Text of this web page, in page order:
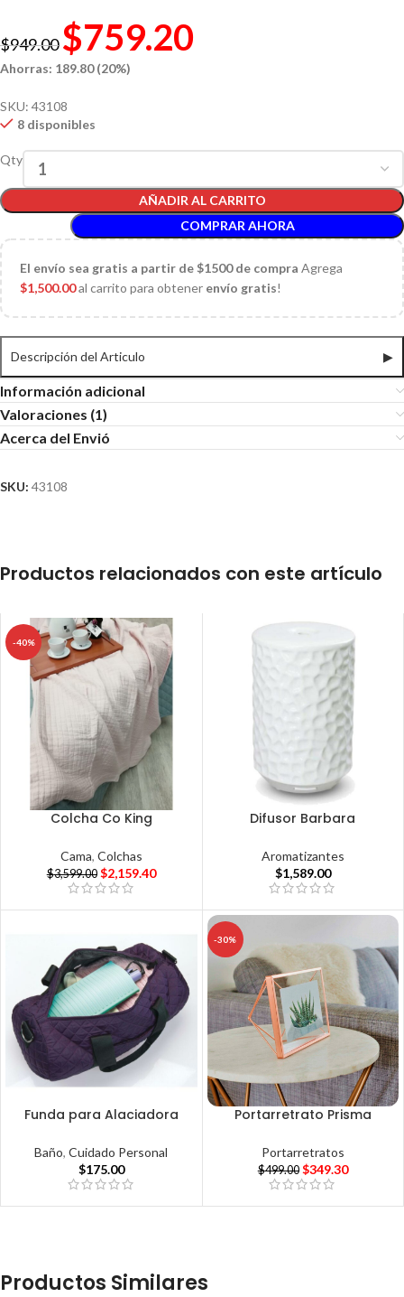
$949.00 $759.20
Ahorras: 189.80 (20%)
SKU: 43108
8 disponibles
Qty
AÑADIR AL CARRITO
COMPRAR AHORA
El envío sea gratis a partir de $1500 de compra Agrega
$1,500.00al carrito para obtener envío gratis!
Descripción del Articulo ▶
Información adicional
Valoraciones (1)
Acerca del Envió
SKU: 43108
Productos relacionados con este artículo
-40%
Colcha Co King
Cama, Colchas
$3,599.00 $2,159.40
Difusor Barbara
Aromatizantes
$1,589.00
Funda para Alaciadora
Baño,Cuidado Personal
$175.00
-30%
Portarretrato Prisma
Portarretratos
$499.00 $349.30
Productos Similares